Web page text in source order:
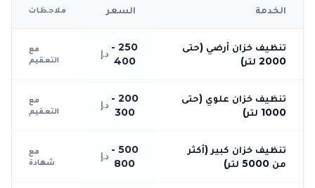
الخدمة السعر ملاحظات
تنظيف خزان أرضي (حتى
2000 لتر)
250 -
400
د.إ
مع
التعقيم
تنظيف خزان علوي (حتى
1000 لتر)
200 -
300
د.إ
مع
التعقيم
تنظيف خزان كبير (أكثر
من 5000 لتر)
500 -
800
د.إ
مع
شهادة